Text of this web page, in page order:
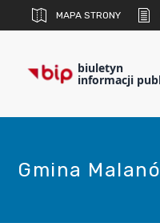
MAPA STRONY
biuletyn
informacji
Gmina